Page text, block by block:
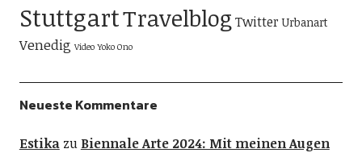
StuttgartTravelblog Twitter Urbanart
Venedig Video Yoko Ono
Neueste Kommentare
Estikazu Biennale Arte 2024: Mit meinen Augen